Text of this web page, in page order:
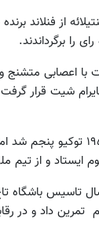
از فنلاند
را برگرداندند.
با اعصابی متشنج
شیت قرار
وی در مسابقات جهانی ۱۹۵۴
تاسیس باشگاه
سال این تیم تمرین داد